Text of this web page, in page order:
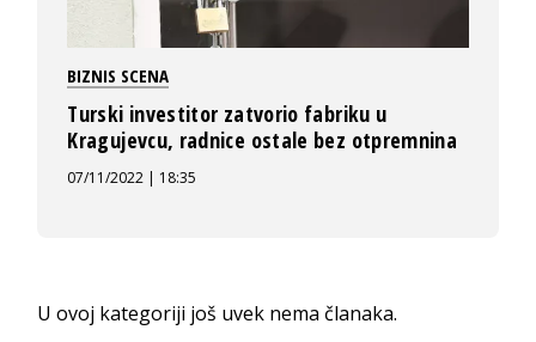
BIZNIS SCENA
Turski investitor zatvorio fabriku u
Kragujevcu, radnice ostale bez otpremnina
07/11/2022 | 18:35
U ovoj kategoriji još uvek nema članaka.